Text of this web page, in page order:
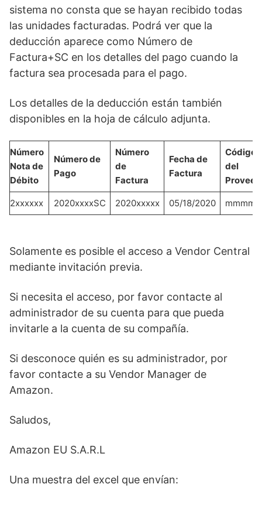
sistema no consta que se hayan recibido todas
las unidades facturadas. Podrá ver que la
deducción aparece como Número de
Factura+SC en los detalles del pago cuando la
factura sea procesada para el pago.
Los detalles de la deducción están también
disponibles en la hoja de cálculo adjunta.
Número
Nota de
Débito
Número de
Pago
Número
de
Factura
Fecha de
Factura
Código
del
2xxxxxx 2020xxxxSC 2020xxxxx 05/18/2020
Solamente es posible el acceso a Vendor Central
mediante invitación previa.
Si necesita el acceso, por favor contacte al
administrador de su cuenta para que pueda
invitarle a la cuenta de su compañía.
Si desconoce quién es su administrador, por
favor contacte a su Vendor Manager de
Amazon.
Saludos,
Amazon EU S.A.R.L
Una muestra del excel que envían: